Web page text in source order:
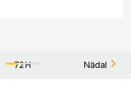
72H Nädal